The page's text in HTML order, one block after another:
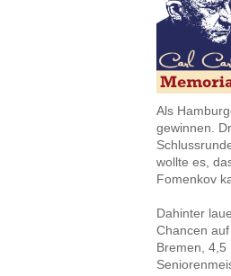
Als
gewinnen.
wollte es,
Fomenkov
Dahinter
Chancen
Bremen, 4,5